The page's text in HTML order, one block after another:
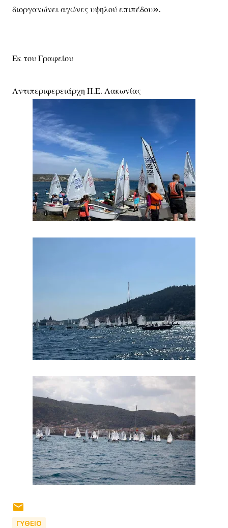
διοργανώνει αγώνες υψηλού επιπέδου».
Εκ του Γραφείου
Αντιπεριφερειάρχη Π.Ε. Λακωνίας
ΓΥΘΕΙΟ